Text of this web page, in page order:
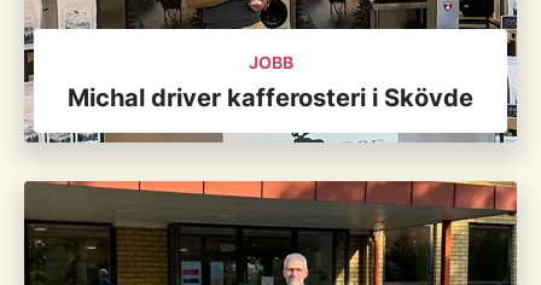
JOBB
Michal driver kafferosteri i Skövde